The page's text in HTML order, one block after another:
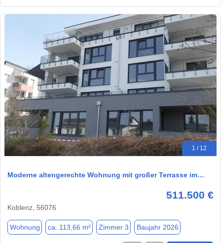
1 / 12
Moderne altengerechte Wohnung mit großer Terrasse im…
511.500 €
Koblenz, 56076
Wohnung ca. 113,66 m² Zimmer 3 Baujahr 2026